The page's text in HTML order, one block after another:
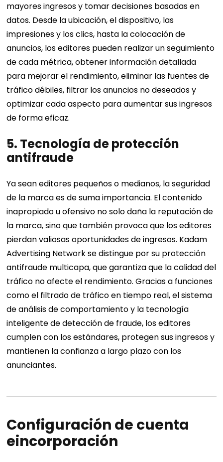
mayores ingresos y tomar decisiones basadas en
datos. Desde la ubicación, el dispositivo, las
impresiones y los clics, hasta la colocación de
anuncios, los editores pueden realizar un seguimiento
de cada métrica, obtener información detallada
para mejorar el rendimiento, eliminar las fuentes de
tráfico débiles, filtrar los anuncios no deseados y
optimizar cada aspecto para aumentar sus ingresos
de forma eficaz.
5. Tecnología de protección
antifraude
Ya sean editores pequeños o medianos, la seguridad
de la marca es de suma importancia. El contenido
inapropiado u ofensivo no solo daña la reputación de
la marca, sino que también provoca que los editores
pierdan valiosas oportunidades de ingresos. Kadam
Advertising Network se distingue por su protección
antifraude multicapa, que garantiza que la calidad del
tráfico no afecte el rendimiento. Gracias a funciones
como el filtrado de tráfico en tiempo real, el sistema
de análisis de comportamiento y la tecnología
inteligente de detección de fraude, los editores
cumplen con los estándares, protegen sus ingresos y
mantienen la confianza a largo plazo con los
anunciantes.
Configuración de cuenta
eincorporación